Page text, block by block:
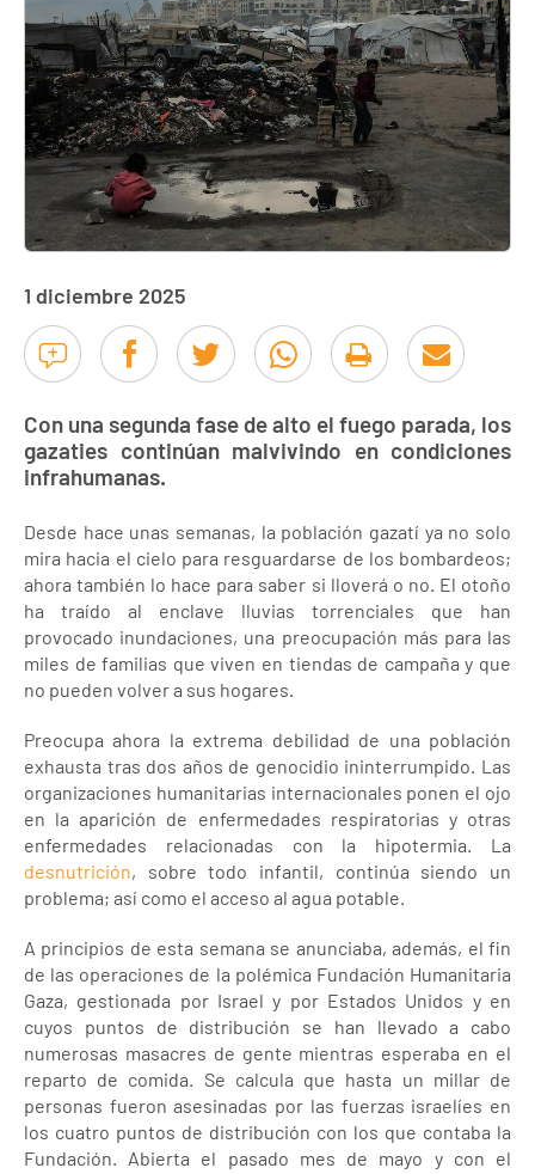
1 diciembre 2025
Con una segunda fase de alto el fuego parada, los
gazaties continúan malvivindo en condiciones
infrahumanas.
Desde hace unas semanas, la población gazatí ya no solo
mira hacia el cielo para resguardarse de los bombardeos;
ahora también lo hace para saber si lloverá o no. El otoño
ha traído al enclave lluvias torrenciales que han
provocado inundaciones, una preocupación más para las
miles de familias que viven en tiendas de campaña y que
no pueden volver a sus hogares.
Preocupa ahora la extrema debilidad de una población
exhausta tras dos años de genocidio ininterrumpido. Las
organizaciones humanitarias internacionales ponen el ojo
en la aparición de enfermedades respiratorias y otras
enfermedades relacionadas con la hipotermia. La
desnutrición, sobre todo infantil, continúa siendo un
problema; así como el acceso al agua potable.
A principios de esta semana se anunciaba, además, el fin
de las operaciones de la polémica Fundación Humanitaria
Gaza, gestionada por Israel y por Estados Unidos y en
cuyos puntos de distribución se han llevado a cabo
numerosas masacres de gente mientras esperaba en el
reparto de comida. Se calcula que hasta un millar de
personas fueron asesinadas por las fuerzas israelíes en
los cuatro puntos de distribución con los que contaba la
Fundación. Abierta el pasado mes de mayo y con el